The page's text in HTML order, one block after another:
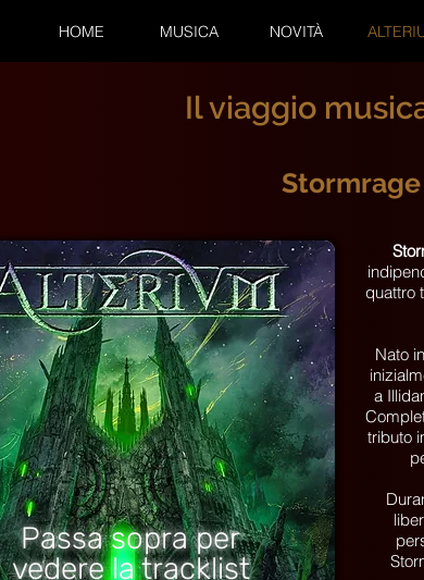
HOME MUSICA NOVITÀ
Il viaggio
Stormrage
Passa sopra per
vedere la tracklist
quattro
Nato
a
tributo